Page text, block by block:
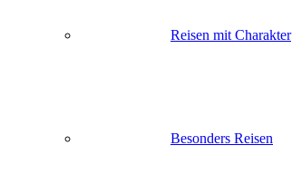
Reisen mit Charakter
Besonders Reisen